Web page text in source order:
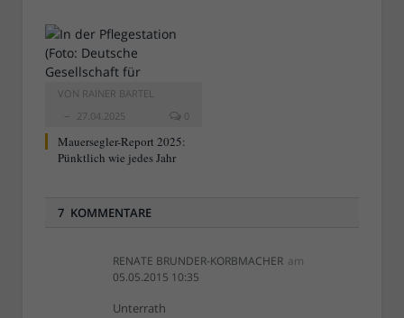
VON RAINER BARTEL
27.04.2025
0
Mauersegler-Report 2025:
Pünktlich wie jedes Jahr
7 KOMMENTARE
RENATE BRUNDER-KORBMACHER am
05.05.2015 10:35
Unterrath